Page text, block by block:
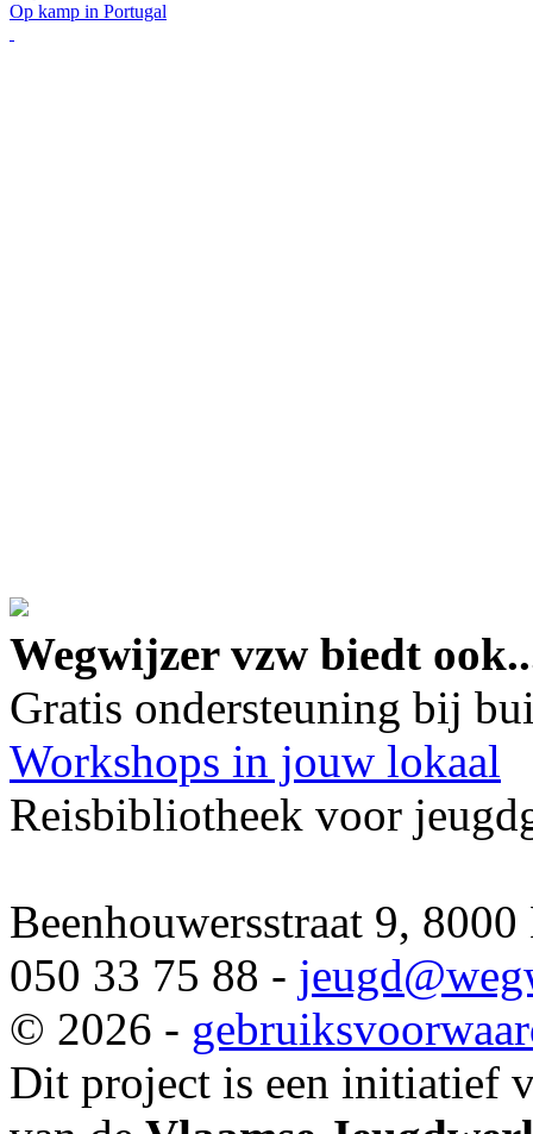
Op kamp in Portugal
Wegwijzer vzw biedt
Gratis ondersteuning bij
Workshops in jouw lokaal
Reisbibliotheek voor
Beenhouwersstraat 9,
050 33 75 88 - jeugd
© 2026 -
Dit project is een initiatief